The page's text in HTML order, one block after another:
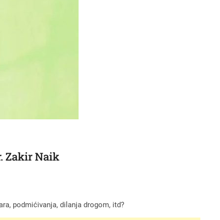
Zakir Naik
podmićivanja, dilanja drogom, itd?